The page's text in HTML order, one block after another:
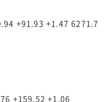
+91.93 +1.47 6271.7
+159.52 +1.06